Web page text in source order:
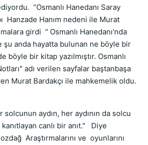
“Osmanlı Hanedanı Saray
Hanzade Hanım nedeni ile Murat
girdi " Osmanlı Hanedanı’nda
şu anda hayatta bulunan ne böyle bir
böyle bir kitap yazılmıştır. Osmanlı
adı verilen sayfalar baştanbaşa
Murat Bardakçı ile mahkemelik oldu.
solcunun aydın, her aydının da solcu
canlı bir anıt." Diye
Araştırmalarını ve oyunlarını